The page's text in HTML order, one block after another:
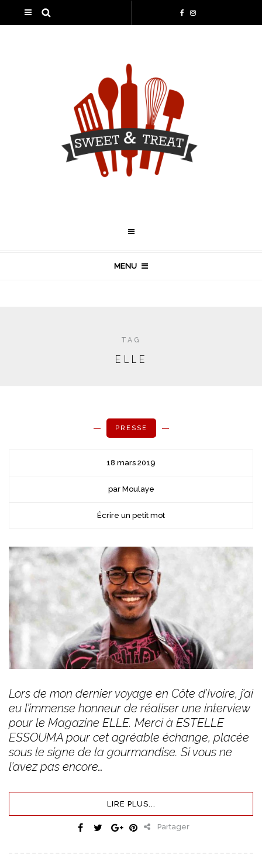
MENU
TAG
ELLE
PRESSE
18 mars 2019
par Moulaye
Écrire un petit mot
Lors de mon dernier voyage en Côte d’Ivoire, j’ai
eu l’immense honneur de réaliser une interview
pour le Magazine ELLE. Merci à ESTELLE
ESSOUMA pour cet agréable échange, placée
sous le signe de la gourmandise. Si vous ne
l’avez pas encore…
LIRE PLUS...
Partager